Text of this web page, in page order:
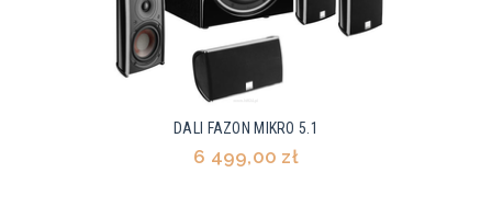
DALI FAZON MIKRO 5.1
6 499,00 zł